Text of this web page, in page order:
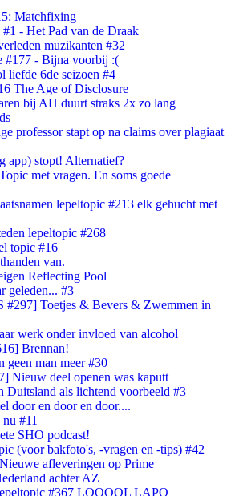
Matchfixing
- Het Pad van de Draak
muzikanten #32
#177 - Bijna voorbij :(
6de seizoen #4
The Age of Disclosure
bij AH duurt straks 2x zo lang
professor stapt op na claims over plagiaat
app) stopt! Alternatief?
met vragen. En soms goede
lepeltopic #213 elk gehucht met
lepeltopic #268
topic #16
van.
Reflecting Pool
geleden... #3
Toetjes & Bevers & Zwemmen in
werk onder invloed van alcohol
Brennan!
geen man meer #30
Nieuw deel openen was kaputt
Duitsland als lichtend voorbeeld #3
door en door en door....
#11
SHO podcast!
(voor bakfoto's, -vragen en -tips) #42
afleveringen op Prime
achter AZ
#367 LOOOOL LAPO